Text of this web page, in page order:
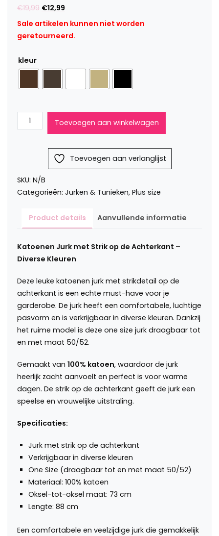
€19,99 Oorspronkelijke
prijs
€12,99
prijs
Sale artikelen kunnen niet worden
geretourneerd.
kleur
Katoenen
jurk
de
achterkant
aantal
Toevoegen aan winkelwagen
Toevoegen aan verlanglijst
SKU: N/B
Categorieën: Jurken & Tunieken, Plus size
Product details Aanvullende informatie
Katoenen Jurk met Strik op de Achterkant –
Diverse Kleuren
Deze leuke katoenen jurk met strikdetail op de
achterkant is een echte must-have voor je
garderobe. De jurk heeft een comfortabele, luchtige
pasvorm en is verkrijgbaar in diverse kleuren. Dankzij
het ruime model is deze one size jurk draagbaar tot
en met maat 50/52.
Gemaakt van 100% katoen, waardoor de jurk
heerlijk zacht aanvoelt en perfect is voor warme
dagen. De strik op de achterkant geeft de jurk een
speelse en vrouwelijke uitstraling.
Specificaties:
Jurk met strik op de achterkant
Verkrijgbaar in diverse kleuren
One Size (draagbaar tot en met maat 50/52)
Materiaal: 100% katoen
Oksel-tot-oksel maat: 73 cm
Lengte: 88 cm
Een comfortabele en veelzijdige jurk die gemakkelijk